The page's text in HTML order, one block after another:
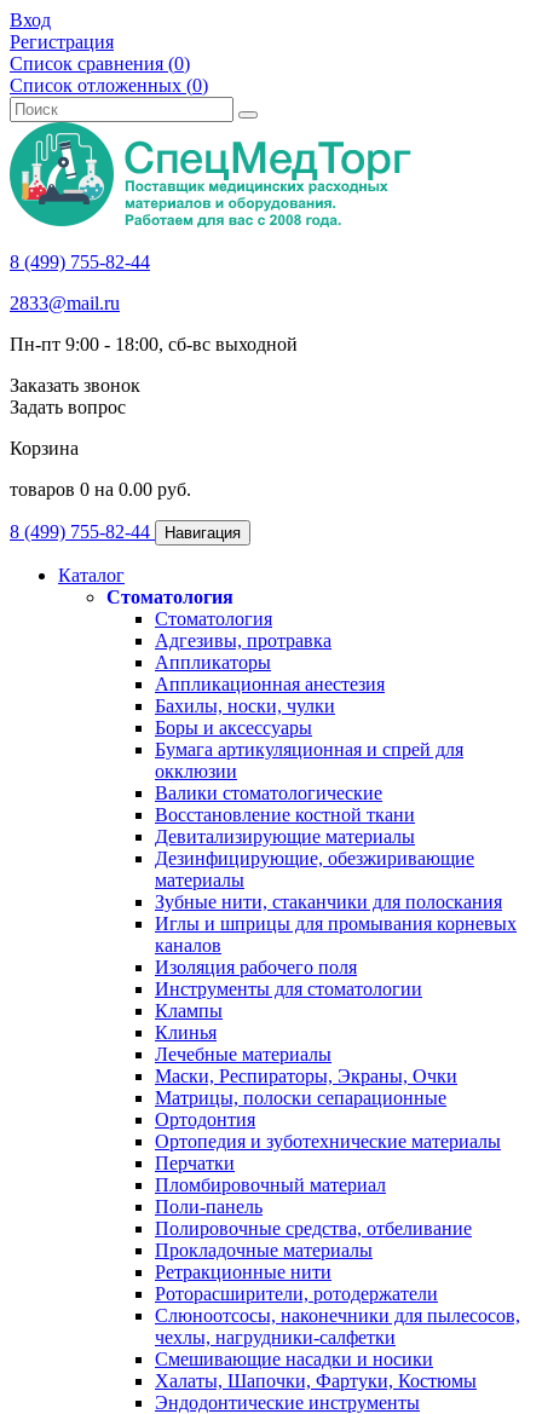
Вход
Регистрация
Список сравнения (0)
Список отложенных (0)
8 (499) 755-82-44
2833@mail.ru
Пн-пт 9:00 - 18:00, сб-вс выходной
Заказать звонок
Задать вопрос
Корзина
товаров 0 на 0.00 руб.
8 (499) 755-82-44 Навигация
Каталог
Стоматология
Стоматология
Адгезивы, протравка
Аппликаторы
Аппликационная анестезия
Бахилы, носки, чулки
Боры и аксессуары
Бумага артикуляционная и спрей для
окклюзии
Валики стоматологические
Восстановление костной ткани
Девитализирующие материалы
Дезинфицирующие, обезжиривающие
материалы
Зубные нити, стаканчики для полоскания
Иглы и шприцы для промывания корневых
каналов
Изоляция рабочего поля
Инструменты для стоматологии
Клампы
Клинья
Лечебные материалы
Маски, Респираторы, Экраны, Очки
Матрицы, полоски сепарационные
Ортодонтия
Ортопедия и зуботехнические материалы
Перчатки
Пломбировочный материал
Поли-панель
Полировочные средства, отбеливание
Прокладочные материалы
Ретракционные нити
Роторасширители, ротодержатели
Слюноотсосы, наконечники для пылесосов,
чехлы, нагрудники-салфетки
Смешивающие насадки и носики
Халаты, Шапочки, Фартуки, Костюмы
Эндодонтические инструменты